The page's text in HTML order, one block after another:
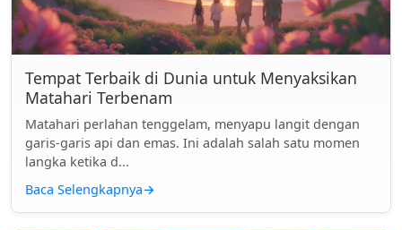
Tempat Terbaik di Dunia untuk Menyaksikan
Matahari Terbenam
Matahari perlahan tenggelam, menyapu langit dengan
garis-garis api dan emas. Ini adalah salah satu momen
langka ketika d...
Baca Selengkapnya→